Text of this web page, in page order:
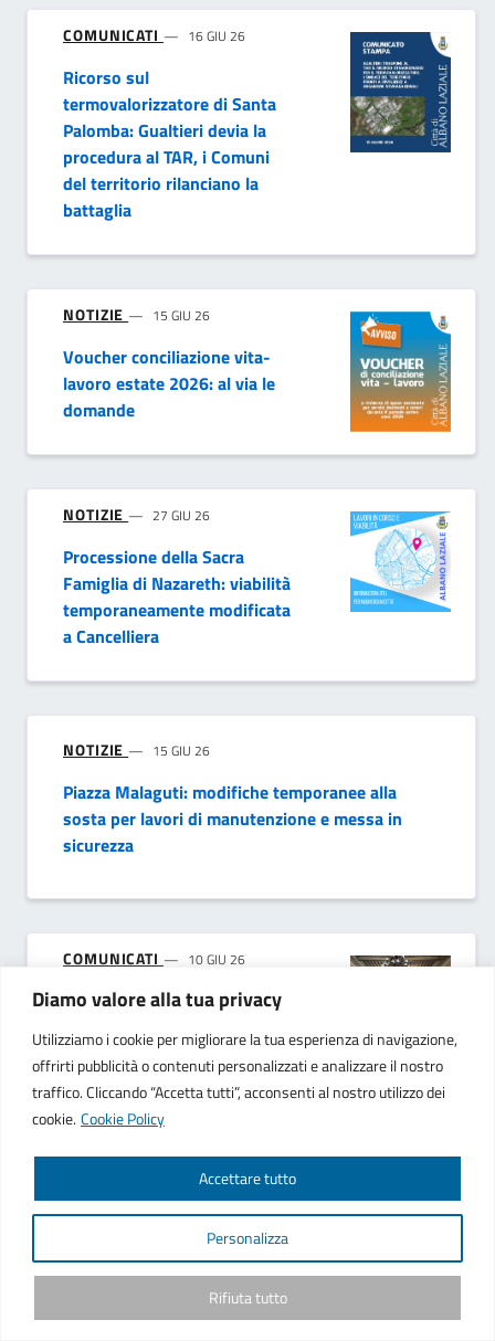
Diamo valore alla tua privacy
Utilizziamo i cookie per migliorare la tua esperienza di navigazione,
offrirti pubblicità o contenuti personalizzati e analizzare il nostro
traffico. Cliccando “Accetta tutti”, acconsenti al nostro utilizzo dei
cookie. Cookie Policy
Personalizza
Rifiuta tutto
Accettare tutto
COMUNICATI 16 GIU 26
Ricorso sul
termovalorizzatore di Santa
Palomba: Gualtieri devia la
procedura al TAR, i Comuni
del territorio rilanciano la
battaglia
NOTIZIE 15 GIU 26
Voucher conciliazione vita-
lavoro estate 2026: al via le
domande
NOTIZIE 27 GIU 26
Processione della Sacra
Famiglia di Nazareth: viabilità
temporaneamente modificata
a Cancelliera
NOTIZIE 15 GIU 26
Piazza Malaguti: modifiche temporanee alla
sosta per lavori di manutenzione e messa in
sicurezza
COMUNICATI 10 GIU 26
Varata la prima giunta del
Sindaco Massimo Ferrarini
NOTIZIE 10 GIU 26
Consiglio Comunale 10
giugno 2026
04 GIU 2026